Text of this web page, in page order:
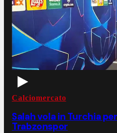
Calciomercato
Salah vola in Turchia
Trabzonspor